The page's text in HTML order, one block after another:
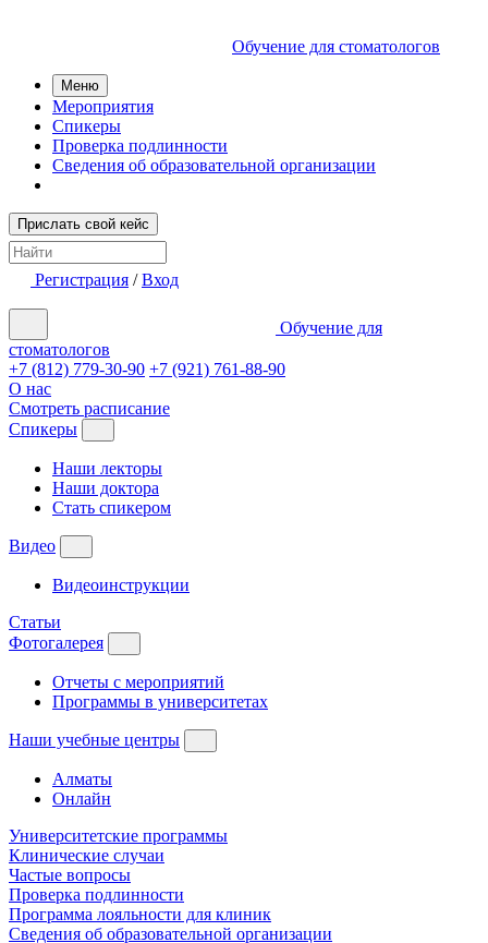
Обучение для стоматологов
Меню
Мероприятия
Спикеры
Проверка подлинности
Сведения об образовательной организации
Прислать свой кейс
Регистрация /Вход
Обучение для
стоматологов
+7 (812) 779-30-90 +7 (921) 761-88-90
О нас
Смотреть расписание
Спикеры
Наши лекторы
Наши доктора
Стать спикером
Видео
Видеоинструкции
Статьи
Фотогалерея
Отчеты с мероприятий
Программы в университетах
Наши учебные центры
Алматы
Онлайн
Университетские программы
Клинические случаи
Частые вопросы
Проверка подлинности
Программа лояльности для клиник
Сведения об образовательной организации